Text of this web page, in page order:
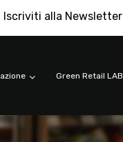
Iscriviti alla Newsletter
Green Retail LAB